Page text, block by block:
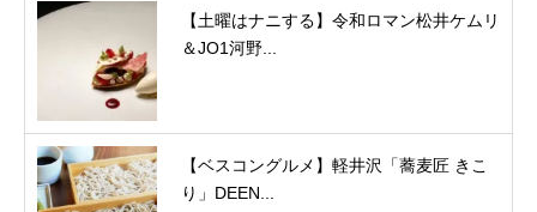
【土曜はナニする】令和ロマン松井ケムリ
＆JO1河野...
【ベスコングルメ】軽井沢「蕎麦匠 きこ
り」DEEN...